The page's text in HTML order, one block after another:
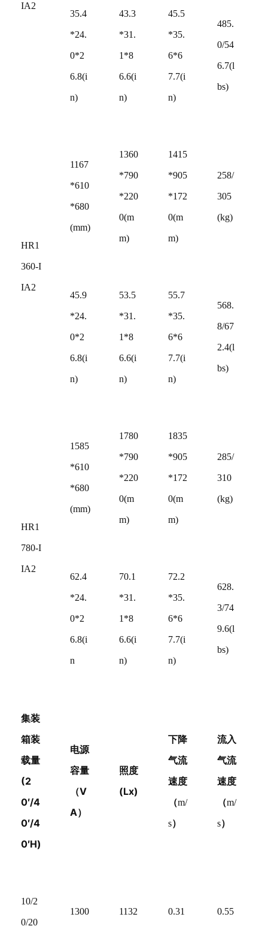
IA2
35.4
*24.
0*2
6.8(i
n)
43.3
*31.
1*8
6.6(i
n)
45.5
*35.
6*6
7.7(i
n)
485.
0/54
6.7(l
bs)
HR1
360-I
IA2
1167
*610
*680
(mm)
1360
*790
*220
0(m
m)
1415
*905
*172
0(m
m)
258/
305
(kg)
45.9
*24.
0*2
6.8(i
n)
53.5
*31.
1*8
6.6(i
n)
55.7
*35.
6*6
7.7(i
n)
568.
8/67
2.4(l
bs)
HR1
780-I
IA2
1585
*610
*680
(mm)
1780
*790
*220
0(m
m)
1835
*905
*172
0(m
m)
285/
310
(kg)
62.4
*24.
0*2
6.8(i
n
70.1
*31.
1*8
6.6(i
n)
72.2
*35.
6*6
7.7(i
n)
628.
3/74
9.6(l
bs)
集装
箱装
载量
(2
0′/4
0′/4
0′H)
电源
容量
（V
A）
照度
(Lx)
下降
气流
速度
（m/
s）
流入
气流
速度
（m/
s）
10/2
0/20
1300 1132 0.31 0.55